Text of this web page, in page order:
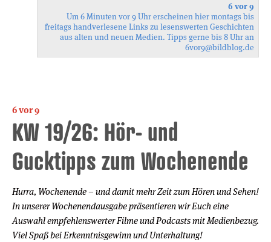
6 vor 9
Um 6 Minuten vor 9 Uhr erscheinen hier montags bis
freitags handverlesene Links zu lesenswerten Geschichten
aus alten und neuen Medien. Tipps gerne bis 8 Uhr an
6vor9@bildblog.de
6 vor 9
KW 19/26: Hör- und
Gucktipps zum Wochenende
Hurra, Wochenende – und damit mehr Zeit zum Hören und Sehen!
In unserer Wochenendausgabe präsentieren wir Euch eine
Auswahl empfehlenswerter Filme und Podcasts mit Medienbezug.
Viel Spaß bei Erkenntnisgewinn und Unterhaltung!